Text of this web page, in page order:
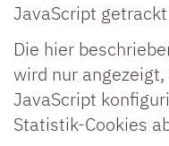
JavaScript
Die hier
wird nur
JavaScript
Statistik-Cookies